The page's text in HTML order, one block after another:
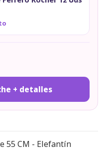
+ detalles
55 CM - Elefantín